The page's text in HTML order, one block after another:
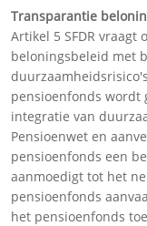
Transparantie
Artikel 5 SFDR
beloningsbeleid met
pensioenfonds wordt
integratie van
Pensioenwet en
pensioenfonds een
aanmoedigt tot het
pensioenfonds
het pensioenfonds